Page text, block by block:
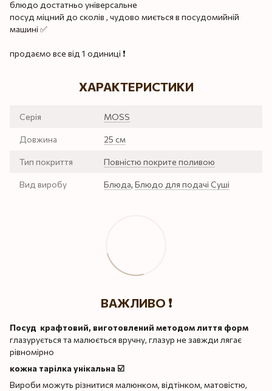
блюдо достатньо універсальне
посуд міцний до сколів , чудово миється в посудомийній
машині ✅
продаємо все від 1 одиниці ❗️
ХАРАКТЕРИСТИКИ
Серія MOSS
Довжина 25 см
Тип покриття Повністю покрите поливою
Вид виробу Блюда, Блюдо для подачі Суші
ВАЖЛИВО ❗️
Посуд крафтовий, виготовлений методом лиття форм
глазурується та малюється вручну, глазур не завжди лягає
рівномірно
кожна тарілка унікальна ☑️
Вироби можуть різнитися малюнком, відтінком, матовістю,